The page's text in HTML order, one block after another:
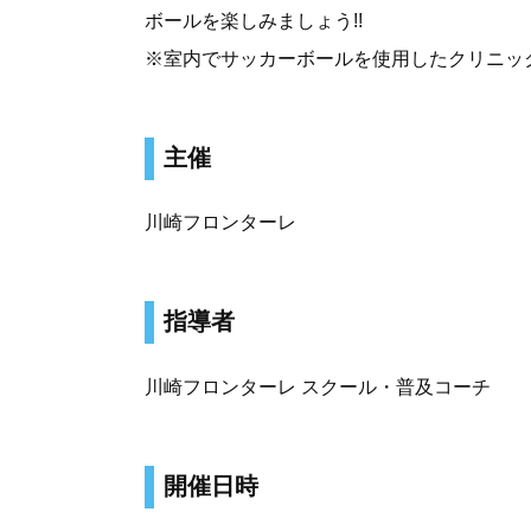
ボールを楽しみましょう!!
※室内でサッカーボールを使用したクリニッ
主催
川崎フロンターレ
指導者
川崎フロンターレ スクール・普及コーチ
開催日時